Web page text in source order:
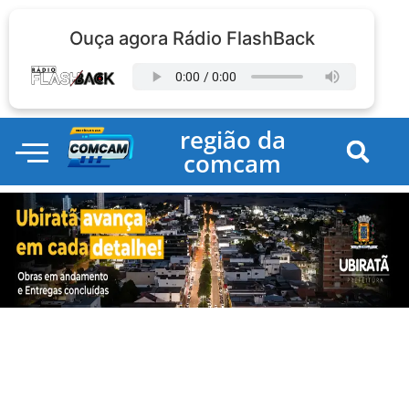
Ouça agora Rádio FlashBack
região da
comcam